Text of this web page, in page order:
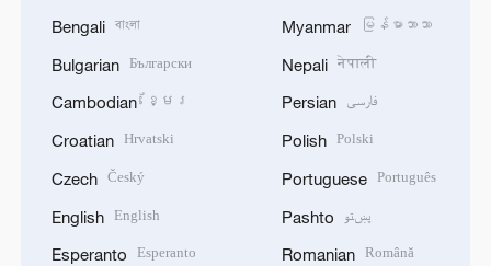
Bengali বাংলা
Bulgarian Български
Cambodian ខ្មែរ
Croatian Hrvatski
Czech Český
English English
Esperanto Esperanto
Myanmar မြန်မာဘာသာ
Nepali नेपाली
Persian فارسی
Polish Polski
Portuguese Português
Pashto پښتو
Romanian Română